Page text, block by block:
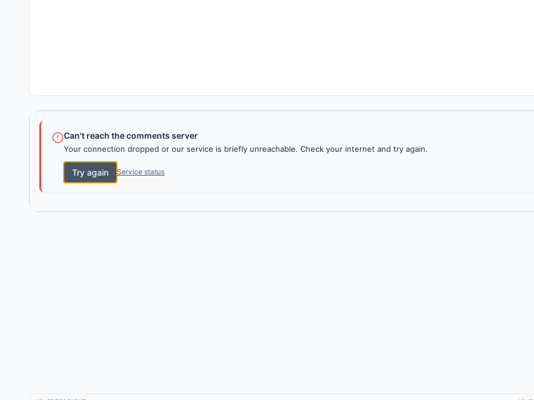
Can't reach the comments server
Your connection dropped or our service is briefly unreachable. Check your internet and try again.
Try again Service status